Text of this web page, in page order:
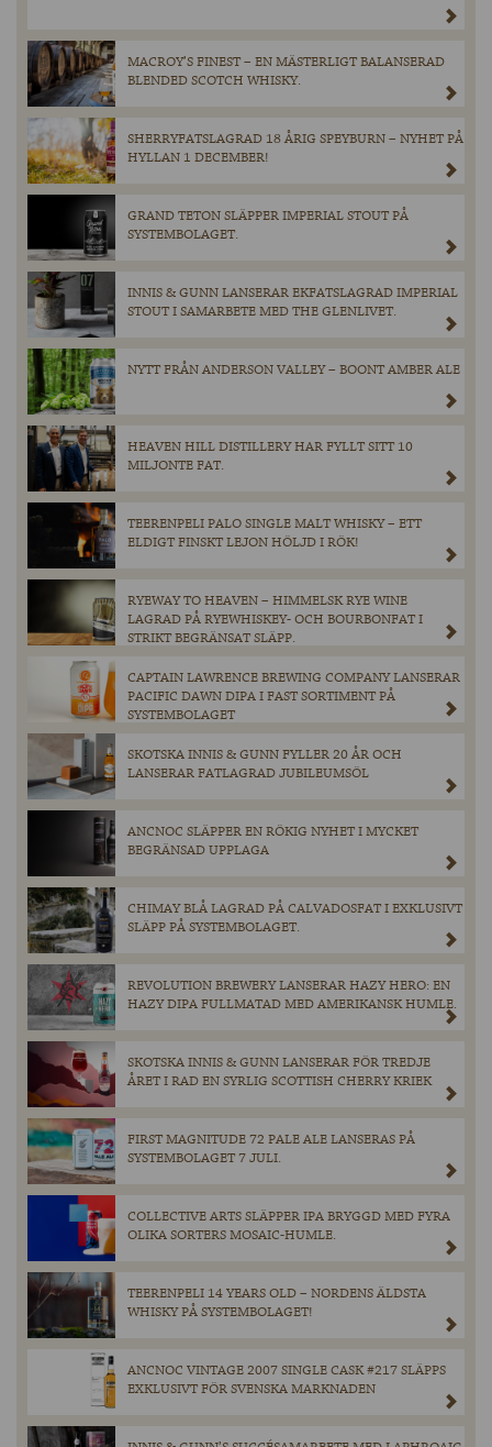
MACROY’S FINEST – EN MÄSTERLIGT BALANSERAD
BLENDED SCOTCH WHISKY.
SHERRYFATSLAGRAD 18 ÅRIG SPEYBURN – NYHET PÅ
HYLLAN 1 DECEMBER!
GRAND TETON SLÄPPER IMPERIAL STOUT PÅ
SYSTEMBOLAGET.
INNIS & GUNN LANSERAR EKFATSLAGRAD IMPERIAL
STOUT I SAMARBETE MED THE GLENLIVET.
NYTT FRÅN ANDERSON VALLEY – BOONT AMBER ALE
HEAVEN HILL DISTILLERY HAR FYLLT SITT 10
MILJONTE FAT.
TEERENPELI PALO SINGLE MALT WHISKY – ETT
ELDIGT FINSKT LEJON HÖLJD I RÖK!
RYEWAY TO HEAVEN – HIMMELSK RYE WINE
LAGRAD PÅ RYEWHISKEY- OCH BOURBONFAT I
STRIKT BEGRÄNSAT SLÄPP.
CAPTAIN LAWRENCE BREWING COMPANY LANSERAR
PACIFIC DAWN DIPA I FAST SORTIMENT PÅ
SYSTEMBOLAGET
SKOTSKA INNIS & GUNN FYLLER 20 ÅR OCH
LANSERAR FATLAGRAD JUBILEUMSÖL
ANCNOC SLÄPPER EN RÖKIG NYHET I MYCKET
BEGRÄNSAD UPPLAGA
CHIMAY BLÅ LAGRAD PÅ CALVADOSFAT I EXKLUSIVT
SLÄPP PÅ SYSTEMBOLAGET.
REVOLUTION BREWERY LANSERAR HAZY HERO: EN
HAZY DIPA FULLMATAD MED AMERIKANSK HUMLE.
SKOTSKA INNIS & GUNN LANSERAR FÖR TREDJE
ÅRET I RAD EN SYRLIG SCOTTISH CHERRY KRIEK
FIRST MAGNITUDE 72 PALE ALE LANSERAS PÅ
SYSTEMBOLAGET 7 JULI.
COLLECTIVE ARTS SLÄPPER IPA BRYGGD MED FYRA
OLIKA SORTERS MOSAIC-HUMLE.
TEERENPELI 14 YEARS OLD – NORDENS ÄLDSTA
WHISKY PÅ SYSTEMBOLAGET!
ANCNOC VINTAGE 2007 SINGLE CASK #217 SLÄPPS
EXKLUSIVT FÖR SVENSKA MARKNADEN